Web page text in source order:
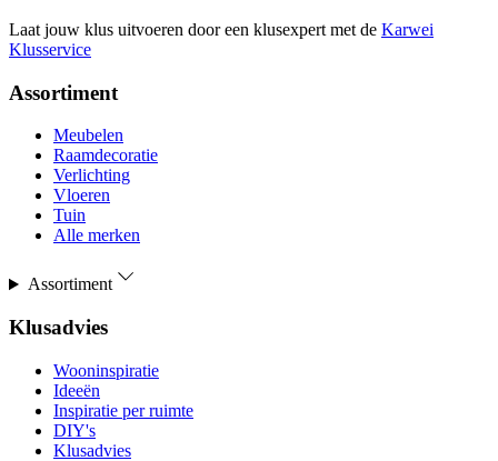
Laat jouw klus uitvoeren door een klusexpert met de Karwei
Klusservice
Assortiment
Meubelen
Raamdecoratie
Verlichting
Vloeren
Tuin
Alle merken
Assortiment
Klusadvies
Wooninspiratie
Ideeën
Inspiratie per ruimte
DIY's
Klusadvies